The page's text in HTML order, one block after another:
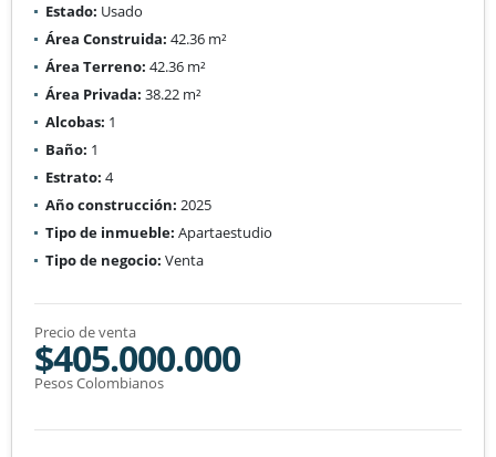
Estado: Usado
Área Construida: 42.36 m²
Área Terreno: 42.36 m²
Área Privada: 38.22 m²
Alcobas: 1
Baño: 1
Estrato: 4
Año construcción: 2025
Tipo de inmueble: Apartaestudio
Tipo de negocio: Venta
Precio de venta
$405.000.000
Pesos Colombianos